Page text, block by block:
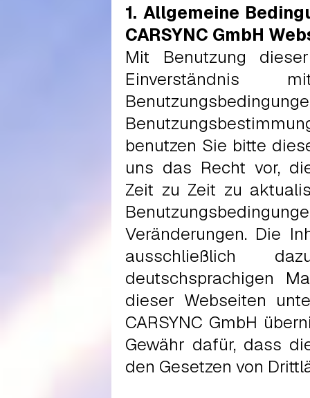
1. Allgemeine
CARSYNC GmbH
Mit Benutzung
Einverständnis
benutzen Sie bitte
uns das Recht vor,
Zeit zu Zeit zu
Veränderungen. Die
ausschließlich
deutschsprachigen
dieser Webseiten
CARSYNC GmbH
Gewähr dafür, dass
den Gesetzen von